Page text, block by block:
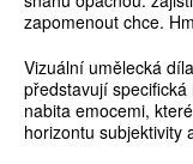
zapomenout chce.
Vizuální umělecká
představují
nabita emocemi,
horizontu subjektivity